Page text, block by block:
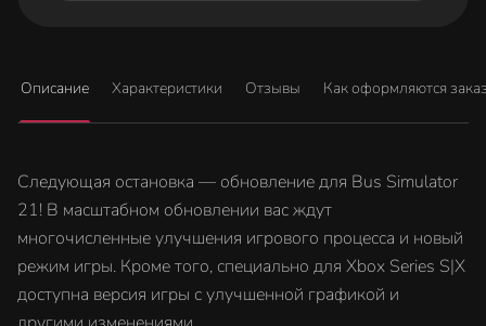
Описание Характеристики Отзывы Как оформляются
Следующая остановка — обновление для Bus Simulator
21! В масштабном обновлении вас ждут
многочисленные улучшения игрового процесса и новый
режим игры. Кроме того, специально для Xbox Series S|X
доступна версия игры с улучшенной графикой и